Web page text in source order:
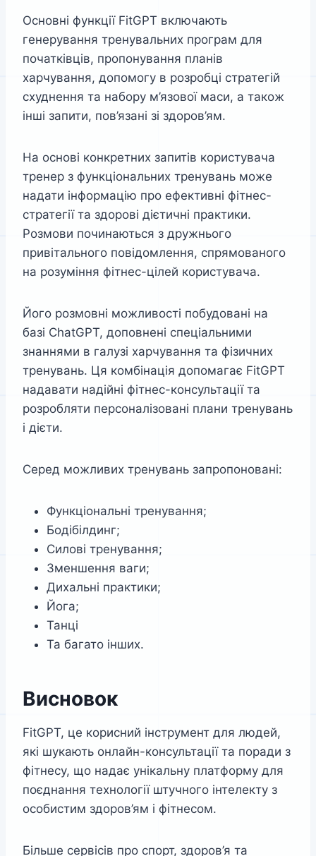
Основні функції FitGPT включають
генерування тренувальних програм для
початківців, пропонування планів
харчування, допомогу в розробці стратегій
схуднення та набору м’язової маси, а також
інші запити, пов’язані зі здоров’ям.
На основі конкретних запитів користувача
тренер з функціональних тренувань може
надати інформацію про ефективні фітнес-
стратегії та здорові дієтичні практики.
Розмови починаються з дружнього
привітального повідомлення, спрямованого
на розуміння фітнес-цілей користувача.
Його розмовні можливості побудовані на
базі ChatGPT, доповнені спеціальними
знаннями в галузі харчування та фізичних
тренувань. Ця комбінація допомагає FitGPT
надавати надійні фітнес-консультації та
розробляти персоналізовані плани тренувань
і дієти.
Серед можливих тренувань запропоновані:
Функціональні тренування;
Бодібілдинг;
Силові тренування;
Зменшення ваги;
Дихальні практики;
Йога;
Танці
Та багато інших.
Висновок
FitGPT, це корисний інструмент для людей,
які шукають онлайн-консультації та поради з
фітнесу, що надає унікальну платформу для
поєднання технології штучного інтелекту з
особистим здоров’ям і фітнесом.
Більше сервісів про спорт, здоров’я та